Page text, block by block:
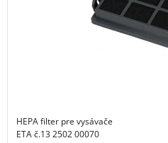
HEPA filter pre vysávače
ETA č.13 2502 00070